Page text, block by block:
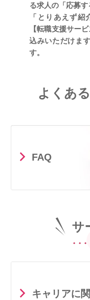
る求人の「応募す
「とりあえず
【転職支援サー
込みいただけま
す。
よくあ
FAQ
サ
キャリアに